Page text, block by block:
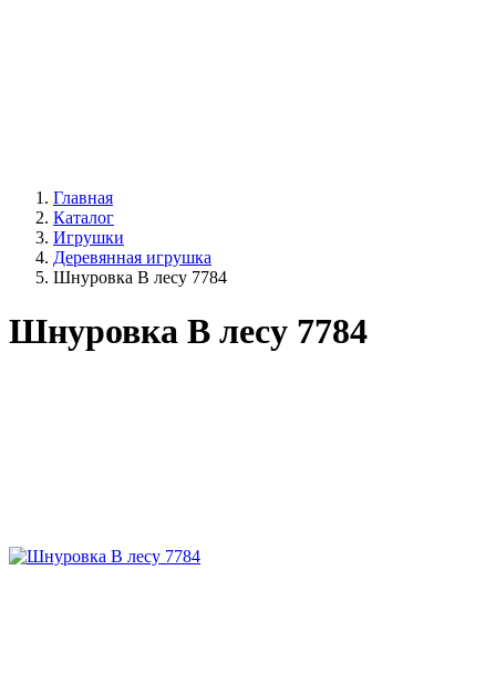
Главная
Каталог
Игрушки
Деревянная игрушка
Шнуровка В лесу 7784
Шнуровка В лесу 7784